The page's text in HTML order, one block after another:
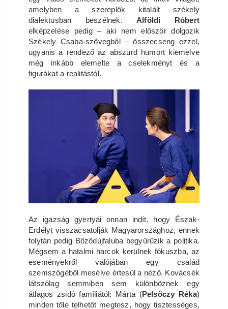
amelyben a szereplők kitalált székely
dialektusban beszélnek.Alföldi Róbert
elképzelése pedig – aki nem először dolgozik
Székely Csaba-szövegből – összecseng ezzel,
ugyanis a rendező az abszurd humort kiemelve
még inkább elemelte a cselekményt és a
figurákat a realitástól.
Az igazság gyertyái onnan indít, hogy Észak-
Erdélyt visszacsatolják Magyarországhoz, ennek
folytán pedig Bözödújfaluba begyűrűzik a politika.
Mégsem a hatalmi harcok kerülnek fókuszba, az
eseményekről valójában egy család
szemszögéből mesélve értesül a néző. Kovácsék
látszólag semmiben sem különböznek egy
átlagos zsidó famíliától: Márta (Pelsőczy Réka)
minden tőle telhetőt megtesz, hogy tisztességes,